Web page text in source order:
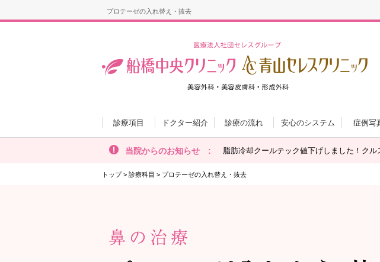
プロテーゼの入れ替え・抜去
診療項目 ドクター紹介 診療の流れ 安心のシステム 症例写
当院からのお知らせ : 脂肪冷却クールテック値下げしました！クル
トップ > 診療科目 > プロテーゼの入れ替え・抜去